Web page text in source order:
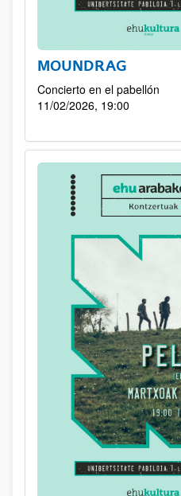
MOUNDRAG
Concierto en el pabellón
11/02/2026, 19:00